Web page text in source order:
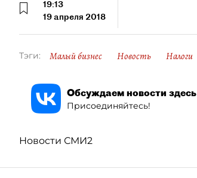
19:13
19 апреля 2018
Тэги: Малый бизнес Новость Налоги
Обсуждаем новости здесь
Присоединяйтесь!
Новости СМИ2